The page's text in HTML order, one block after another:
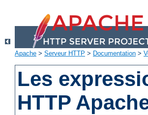
Apache > Serveur HTTP > Documentation >
Les
HTTP